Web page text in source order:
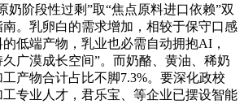
奶阶段性过剩”取“焦点原料进口依赖”双
。乳卵白的需求增加，相较于保守口感
低端产物，乳业也必需自动拥抱AI，
广漠成长空间”。而奶酪、黄油、稀奶
产物合计占比不脚7.3%。要深化政校
专业人才，君乐宝、等企业已摆设智能